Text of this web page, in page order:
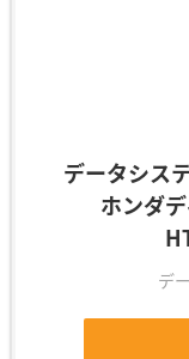
データシス
ホンダ
デ